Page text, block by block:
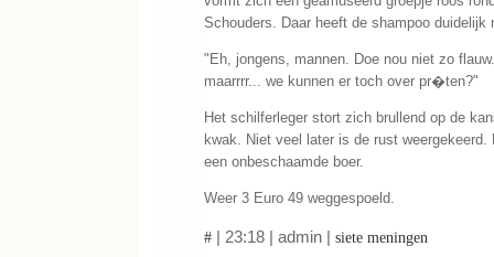
Schouders. Daar heeft de shampoo duidelijk
"Eh, jongens, mannen. Doe nou niet zo
maarrrr... we kunnen er toch over pr�ten?"
Het schilferleger stort zich brullend op de
kwak. Niet veel later is de rust weergekeerd.
een onbeschaamde boer.
Weer 3 Euro 49 weggespoeld.
# | 23:18 | admin | siete meningen